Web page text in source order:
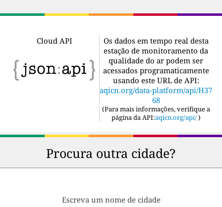
Cloud API
Os dados em tempo real desta
estação de monitoramento da
qualidade do ar podem ser
acessados programaticamente
usando este URL de API:
aqicn.org/data-platform/api/H37
68
(Para mais informações, verifique a
página da API:aqicn.org/api/ )
Procura outra cidade?
Escreva um nome de cidade